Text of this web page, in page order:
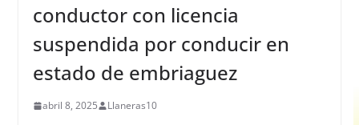
conductor con licencia
suspendida por conducir en
estado de embriaguez
abril 8, 2025 Llaneras10